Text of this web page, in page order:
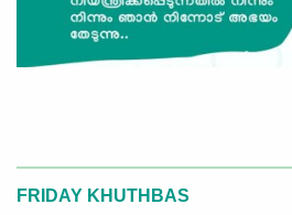
FRIDAY KHUTHBAS